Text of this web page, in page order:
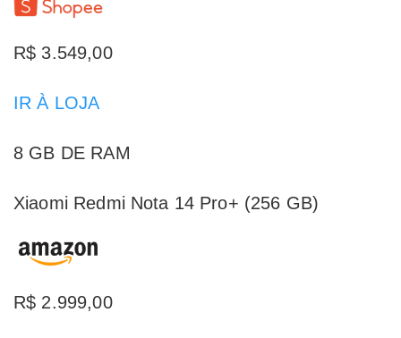
R$ 3.549,00
IR À LOJA
8 GB DE RAM
Xiaomi Redmi Nota 14 Pro+ (256 GB)
R$ 2.999,00